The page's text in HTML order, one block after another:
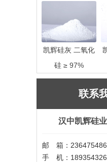
凯辉硅灰 二氧化
硅 ≥ 97%
联系
汉中凯辉硅
邮 箱：
手 机：